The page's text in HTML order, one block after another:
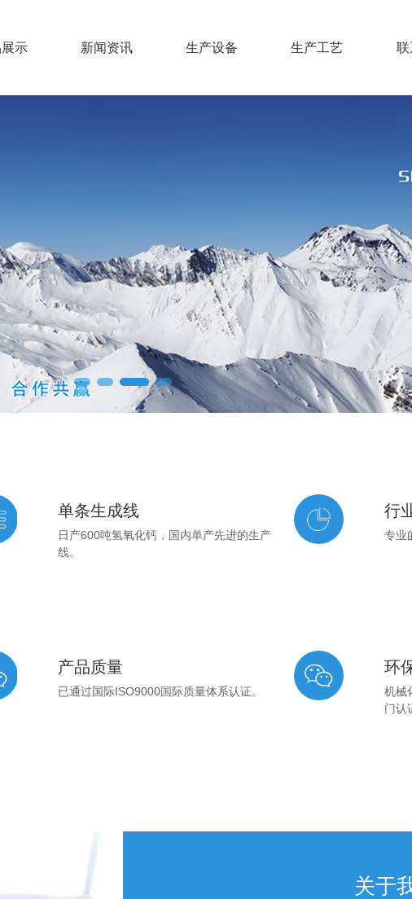
示 新闻资讯 生产设备 生产工艺 联
单条生成线
日产600吨氢氧化钙，国内单产先进的生产
线。
行
专业
产品质量
已通过国际ISO9000国际质量体系认证。
环
机械
门认
关于